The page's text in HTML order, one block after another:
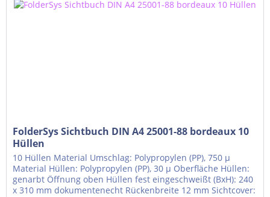
FolderSys Sichtbuch DIN A4 25001-88 bordeaux 10
Hüllen
10 Hüllen Material Umschlag: Polypropylen (PP), 750 µ
Material Hüllen: Polypropylen (PP), 30 µ Oberfläche Hüllen:
genarbt Öffnung oben Hüllen fest eingeschweißt (BxH): 240
x 310 mm dokumentenecht Rückenbreite 12 mm Sichtcover: